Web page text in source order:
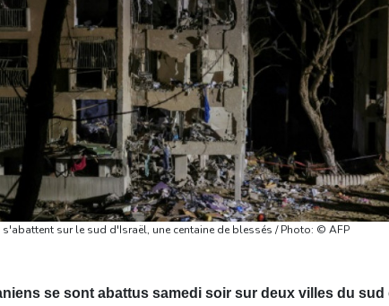
sur le sud d'Israël, une centaine de blessés / Photo: © AFP
se sont abattus samedi soir sur deux villes du